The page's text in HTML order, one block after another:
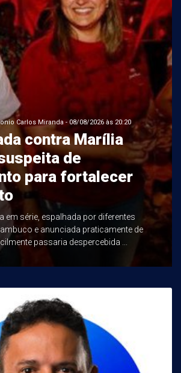
Carlos Miranda - 08/08/2026 às 20:20
contra Marília
de
para fortalecer
em série, espalhada por diferentes
e anunciada praticamente de
passaria despercebida ...